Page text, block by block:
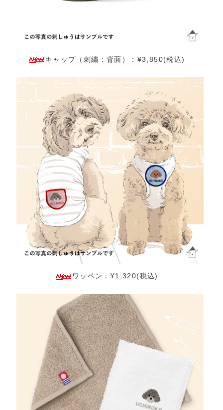
キャップ（刺繍：背面）：¥3,850(税込)
ワッペン：¥1,320(税込)